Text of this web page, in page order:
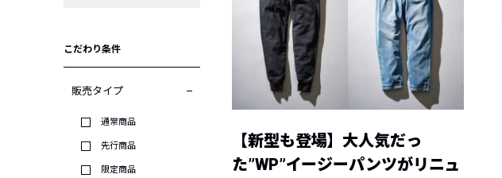
こだわり条件
販売タイプ
通常商品
先行商品
限定商品
【新型も登場】大人気だっ
た”WP”イージーパンツがリニュ